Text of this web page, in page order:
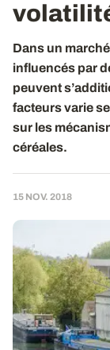
Dans un
influencés par
peuvent
facteurs varie
sur les
céréales.
15 NOV. 2018